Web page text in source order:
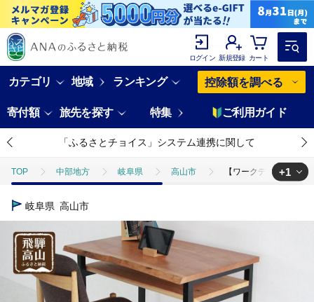
ログイン 新規登録 カート
カテゴリ 地域 ランキング 控除額を調べる
寄付額 旅先を探す 特集 ご利用ガイド
「ふるさとチョイス」システム連携に関して
TOP 中部地方 岐阜県 高山市 【ワークデスク】 チ
TOP
+1
岐阜県 高山市